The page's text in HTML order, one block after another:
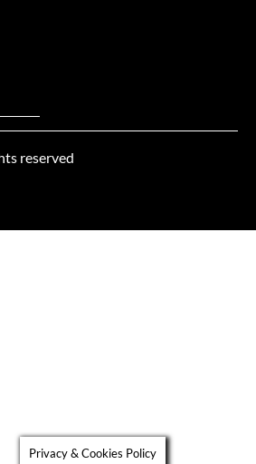
reserved
Privacy & Cookies Policy